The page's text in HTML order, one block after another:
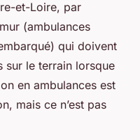
et-Loire, par
(ambulances
qui doivent
sur le terrain lorsque
en ambulances est
mais ce n’est pas